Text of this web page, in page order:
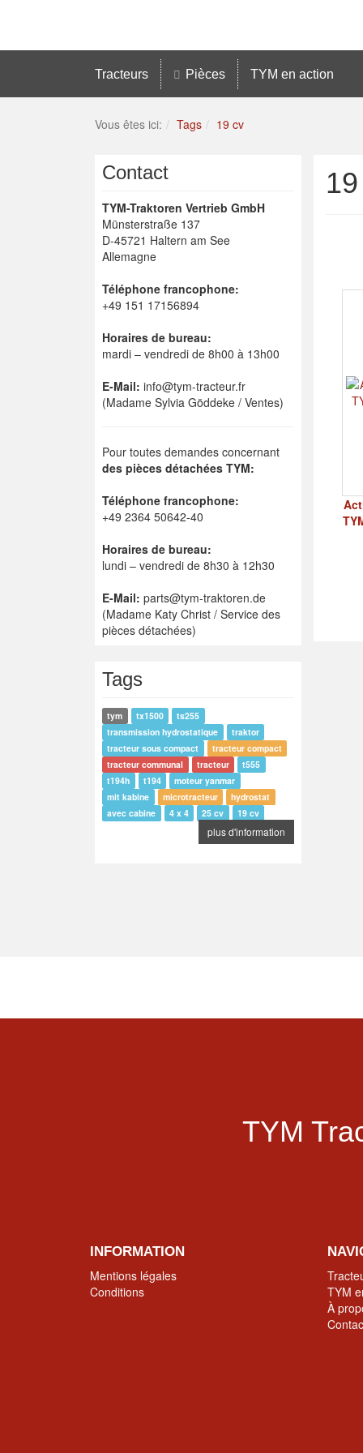
Tracteurs Pièces TYM en action
Vous êtes ici: Tags 19 cv
Contact
TYM-Traktoren Vertrieb GmbH
Münsterstraße 137
D-45721 Haltern am See
Allemagne
Téléphone francophone:
+49 151 17156894
Horaires de bureau:
mardi – vendredi de 8h00 à 13h00
E-Mail: info@tym-tracteur.fr
(Madame Sylvia Göddeke / Ventes)
Pour toutes demandes concernant
des pièces détachées TYM:
Téléphone francophone:
+49 2364 50642-40
Horaires de bureau:
lundi – vendredi de 8h30 à 12h30
E-Mail: parts@tym-traktoren.de
(Madame Katy Christ / Service des
pièces détachées)
Tags
tym tx1500
ts255
transmission hydrostatique
traktor
tracteur sous compact
tracteur compact
tracteur communal
tracteur
t555
t194h
t194
moteur yanmar
mit kabine
microtracteur
hydrostat
avec cabine
4 x 4 25 cv 19 cv
plus d'information
TYM
INFORMATION
Mentions légales
Conditions
TYM
À